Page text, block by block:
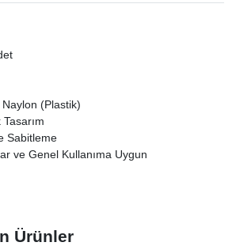
Naylon (Plastik)
Tasarım
Sabitleme
ve Genel Kullanıma Uygun
Ürünler